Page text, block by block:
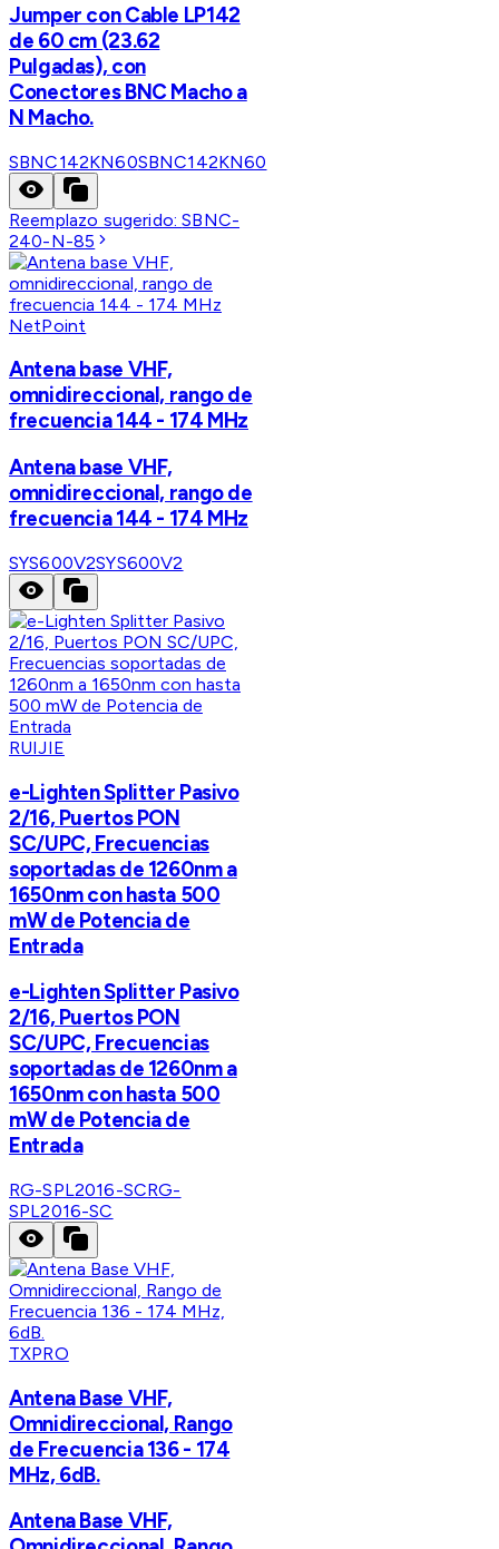
Jumper con Cable LP142
de 60 cm (23.62
Pulgadas), con
Conectores BNC Macho a
N Macho.
SBNC142KN60SBNC142KN60
Reemplazo sugerido:SBNC-
240-N-85
NetPoint
Antena base VHF,
omnidireccional, rango de
frecuencia 144 - 174 MHz
Antena base VHF,
omnidireccional, rango de
frecuencia 144 - 174 MHz
SYS600V2SYS600V2
RUIJIE
e-Lighten Splitter Pasivo
2/16, Puertos PON
SC/UPC, Frecuencias
soportadas de 1260nm a
1650nm con hasta 500
mW de Potencia de
Entrada
e-Lighten Splitter Pasivo
2/16, Puertos PON
SC/UPC, Frecuencias
soportadas de 1260nm a
1650nm con hasta 500
mW de Potencia de
Entrada
RG-SPL2016-SCRG-
SPL2016-SC
TXPRO
Antena Base VHF,
Omnidireccional, Rango
de Frecuencia 136 - 174
MHz, 6dB.
Antena Base VHF,